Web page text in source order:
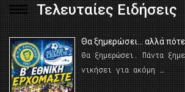
Τελευταίες Ειδήσεις
Θα ξημερώσει… αλλά
Θα ξημερώσει. Πάντα
νικήσει για ακόμη …